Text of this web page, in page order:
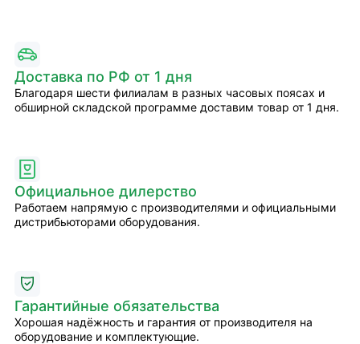
Доставка по РФ от 1 дня
Благодаря шести филиалам в разных часовых поясах и
обширной складской программе доставим товар от 1 дня.
Официальное дилерство
Работаем напрямую с производителями и официальными
дистрибьюторами оборудования.
Гарантийные обязательства
Хорошая надёжность и гарантия от производителя на
оборудование и комплектующие.